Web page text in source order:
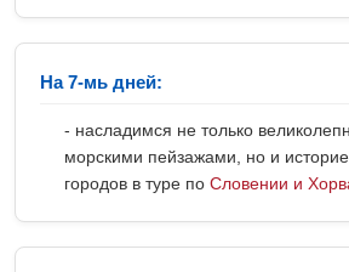
На 7-мь дней:
- насладимся не только
морскими пейзажами, но и
городов в туре по Словении и